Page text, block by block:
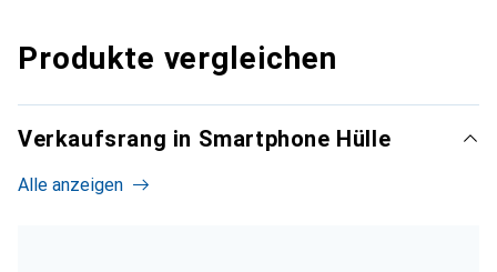
Produkte vergleichen
Verkaufsrang in Smartphone Hülle
Alle anzeigen